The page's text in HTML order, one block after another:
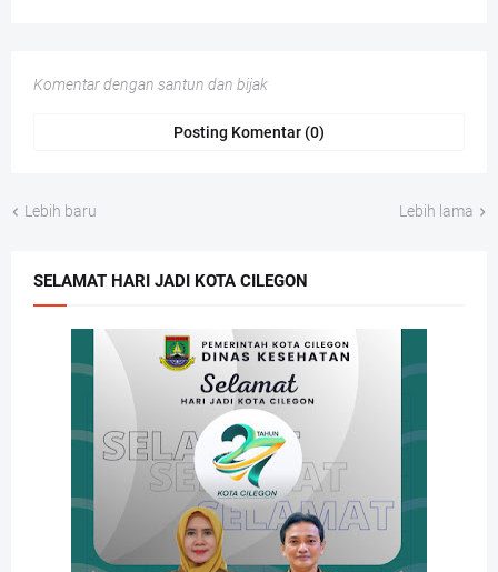
Komentar dengan santun dan bijak
Posting Komentar (0)
Lebih baru Lebih lama
SELAMAT HARI JADI KOTA CILEGON